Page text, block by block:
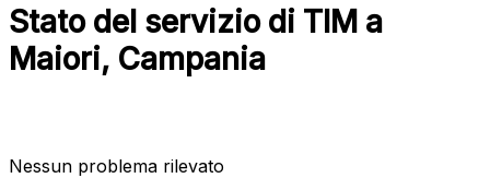
Stato del servizio di TIM a
Maiori, Campania
Nessun problema rilevato